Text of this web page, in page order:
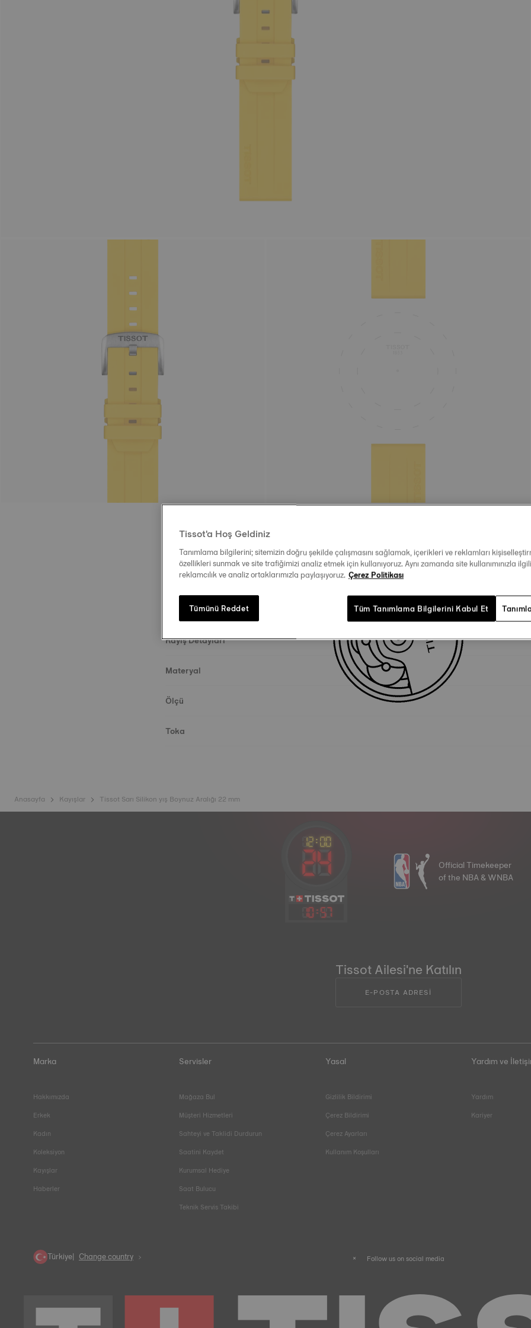
Teknik Özellikler
Açıklama
Kayış Detayları
Materyal
Ölçü
Toka
Anasayfa Kayışlar Tissot Sarı Silikon yış Boynuz Aralığı 22 mm
10:57
Official Timekeeper
of the NBA & WNBA
Tissot Ailesi'ne Katılın
E-POSTA ADRESİ
Marka
Hakkımızda
Erkek
Kadın
Koleksiyon
Kayışlar
Haberler
Servisler
Mağaza Bul
Müşteri Hizmetleri
Sahteyi ve Taklidi Durdurun
Saatini Kaydet
Kurumsal Hediye
Saat Bulucu
Teknik Servis Takibi
Yasal
Gizlilik Bildirimi
Çerez Bildirimi
Çerez Ayarları
Kullanım Koşulları
Yardım ve
Yardım
Kariyer
Türkiye Change country Follow us on social media
Tissot'a Hoş Geldiniz
Tanımlama bilgilerini; sitemizin doğru şekilde çalışmasını sağlamak, içerikleri ve reklamları
özellikleri sunmak ve site trafiğimizi analiz etmek için kullanıyoruz. Aynı zamanda site kullanımınızla
reklamcılık ve analiz ortaklarımızla paylaşıyoruz. Çerez Politikası
Tümünü Reddet Tüm Tanımlama Bilgilerini Kabul Et